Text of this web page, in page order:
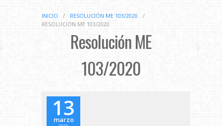
INICIO / RESOLUCIÓN ME 103/2020
/
RESOLUCIÓN ME 103/2020
Resolución ME
103/2020
13
marzo